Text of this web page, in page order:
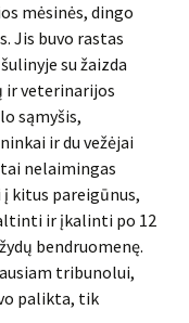
mėsinės, dingo
Jis buvo rastas
su žaizda
ir veterinarijos
sąmyšis,
ir du vežėjai
nelaimingas
kitus pareigūnus,
ir įkalinti po 12
bendruomenę.
tribunolui,
palikta, tik